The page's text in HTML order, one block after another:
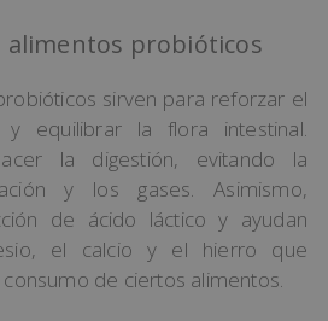
alimentos probióticos
sirven para reforzar el
y equilibrar la flora intestinal.
la digestión, evitando la
y los gases. Asimismo,
de ácido láctico y ayudan
el calcio y el hierro que
de ciertos alimentos.